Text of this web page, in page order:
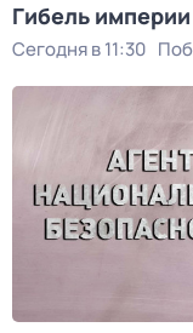
Гибель империи
Сегодня в 11:30